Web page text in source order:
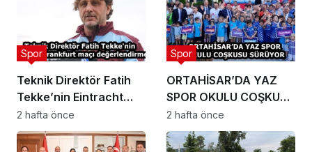
Teknik Direktör Fatih
Tekke’nin Eintracht
Frankfurt maçı
değerlendirmesi
Spor
2 hafta önce
ORTAHİSAR’DA YAZ
SPOR OKULU COŞKUSU
SÜRÜYOR
Spor
2 hafta önce